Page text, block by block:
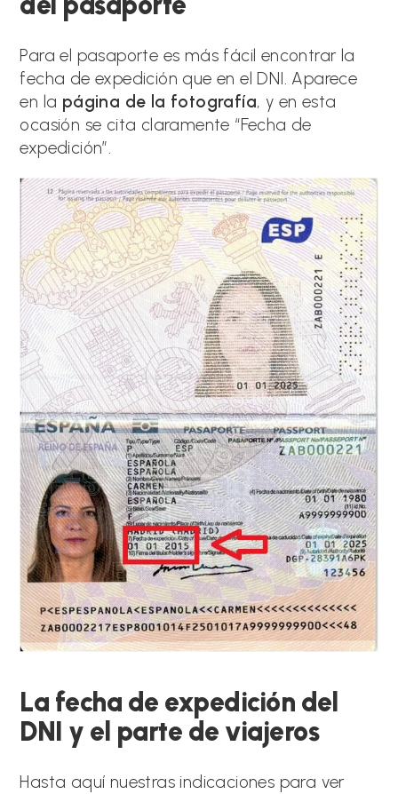
Para el pasaporte es más fácil encontrar la
fecha de expedición que en el DNI. Aparece
en la página de la fotografía, y en esta
ocasión se cita claramente “Fecha de
expedición”.
La fecha de expedición del
DNI y el parte de viajeros
Hasta aquí nuestras indicaciones para ver